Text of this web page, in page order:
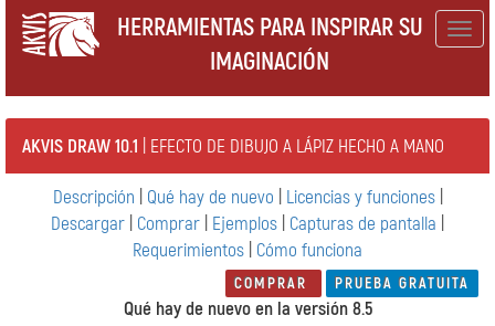
HERRAMIENTAS PARA INSPIRAR SU
IMAGINACIÓN
AKVIS DRAW 10.1 | EFECTO DE DIBUJO A LÁPIZ HECHO A MANO
Descripción Qué hay de nuevo Licencias y funciones|
Descargar Comprar Ejemplos Capturas de pantalla
Requerimientos Cómo funciona
COMPRAR PRUEBA GRATUITA
Qué hay de nuevo en la versión 8.5